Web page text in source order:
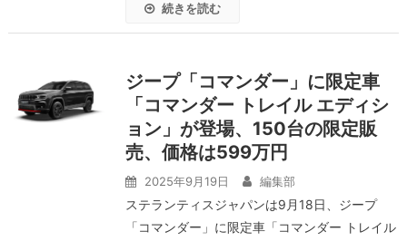
続きを読む
ジープ「コマンダー」に限定車
「コマンダー トレイル エディシ
ョン」が登場、150台の限定販
売、価格は599万円
2025年9月19日 編集部
ステランティスジャパンは9月18日、ジープ
「コマンダー」に限定車「コマンダー トレイル